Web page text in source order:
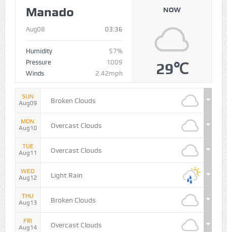
Manado
Aug08 03:36
Humidity
57%
Pressure
1009
Winds
2.42mph
NOW
29℃
SUN
Aug09
Broken Clouds
MON
Aug10
Overcast Clouds
TUE
Aug11
Overcast Clouds
WED
Aug12
Light Rain
THU
Aug13
Broken Clouds
FRI
Aug14
Overcast Clouds